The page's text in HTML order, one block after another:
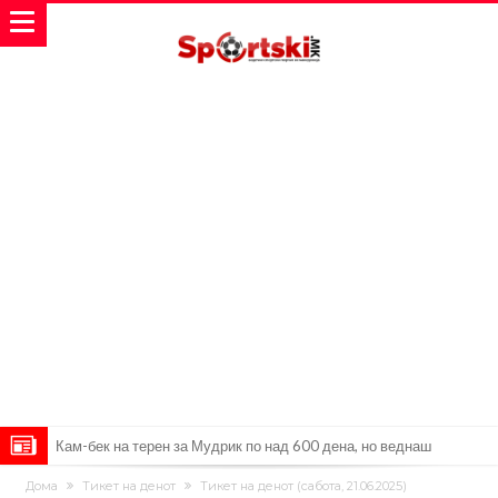
Кам-бек на терен за Мудрик по над 600 дена, но веднаш
заМИнува на позајмица!?
Џејк Пол започнува голем напад на УФЦ
Дома Тикет на денот Тикет на денот (сабота, 21.06.2025)